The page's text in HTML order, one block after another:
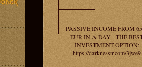
PASSIVE INCOME FROM
EUR IN A DAY - THE
INVESTMENT OPTION:
https://darknesstr.com/3jwe9